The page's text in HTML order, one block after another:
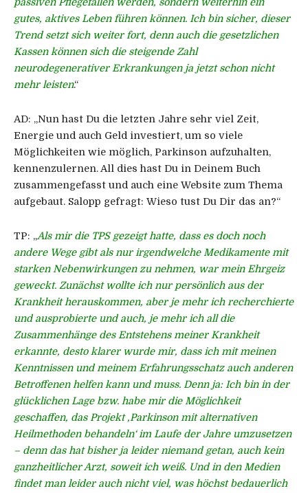
gutes, aktives Leben führen können. Ich bin sicher, dieser
Trend setzt sich weiter fort, denn auch die gesetzlichen
Kassen können sich die steigende Zahl
neurodegenerativer Erkrankungen ja jetzt schon nicht
mehr leisten.“
AD: „Nun hast Du die letzten Jahre sehr viel Zeit,
Energie und auch Geld investiert, um so viele
Möglichkeiten wie möglich, Parkinson aufzuhalten,
kennenzulernen. All dies hast Du in Deinem Buch
zusammengefasst und auch eine Website zum Thema
aufgebaut. Salopp gefragt: Wieso tust Du Dir das an?“
TP: „Als mir die TPS gezeigt hatte, dass es doch noch
andere Wege gibt als nur irgendwelche Medikamente mit
starken Nebenwirkungen zu nehmen, war mein Ehrgeiz
geweckt. Zunächst wollte ich nur persönlich aus der
Krankheit herauskommen, aber je mehr ich recherchierte
und ausprobierte und auch, je mehr ich all die
Zusammenhänge des Entstehens meiner Krankheit
erkannte, desto klarer wurde mir, dass ich mit meinen
Kenntnissen und meinem Erfahrungsschatz auch anderen
Betroffenen helfen kann und muss. Denn ja: Ich bin in der
glücklichen Lage bzw. habe mir die Möglichkeit
geschaffen, das Projekt ‚Parkinson mit alternativen
Heilmethoden behandeln‘ im Laufe der Jahre umzusetzen
– denn das hat bisher ja leider niemand getan, auch kein
ganzheitlicher Arzt, soweit ich weiß. Und in den Medien
findet man leider auch nicht viel, was höchst bedauerlich